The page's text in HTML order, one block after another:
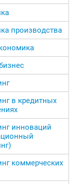
производства
в кредитных
инноваций
коммерческих